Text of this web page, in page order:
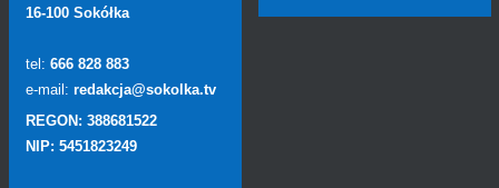
16-100 Sokółka
tel: 666 828 883
e-mail: redakcja@sokolka.tv
REGON: 388681522
NIP: 5451823249